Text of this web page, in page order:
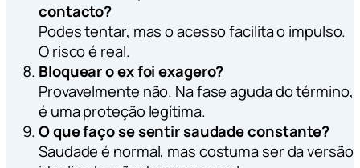
contacto?
Podes tentar, mas o acesso facilita o impulso.
O risco é real.
Bloquear o ex foi exagero?
Provavelmente não. Na fase aguda do término,
é uma proteção legítima.
O que faço se sentir saudade constante?
Saudade é normal, mas costuma ser da versão